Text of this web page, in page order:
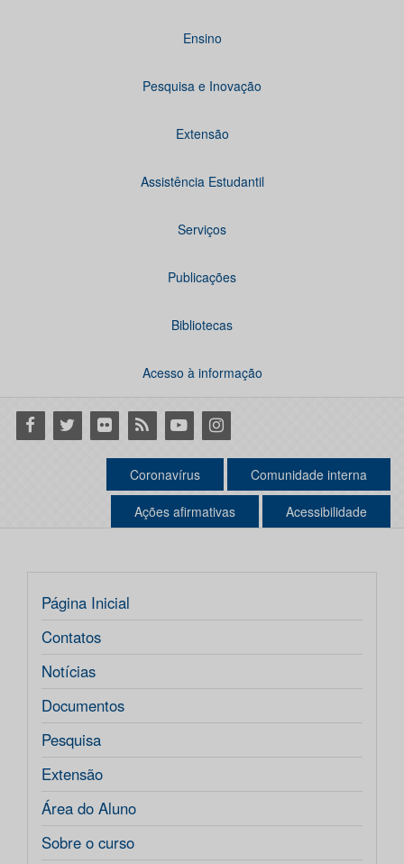
Ensino
Pesquisa e Inovação
Extensão
Assistência Estudantil
Serviços
Publicações
Bibliotecas
Acesso à informação
Facebook
Twitter Flickr RSS YoutubeInstagram
Coronavírus Comunidade interna
Ações afirmativas Acessibilidade
Página Inicial
Contatos
Notícias
Documentos
Pesquisa
Extensão
Área do Aluno
Sobre o curso